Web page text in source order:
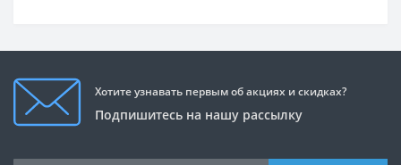
Хотите узнавать первым об акциях и скидках?
Подпишитесь на нашу рассылку